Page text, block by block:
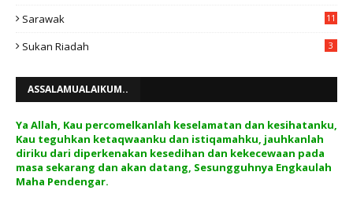
Sarawak 11
Sukan Riadah 3
ASSALAMUALAIKUM..
Ya Allah, Kau percomelkanlah keselamatan dan kesihatanku,
Kau teguhkan ketaqwaanku dan istiqamahku, jauhkanlah
diriku dari diperkenakan kesedihan dan kekecewaan pada
masa sekarang dan akan datang, Sesungguhnya Engkaulah
Maha Pendengar.